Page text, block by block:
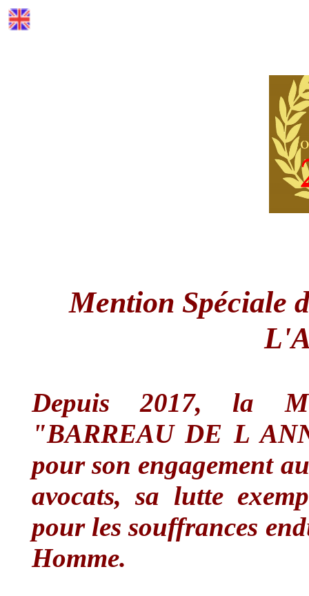
Mention Spéciale
Depuis 2017, la
"BARREAU DE L
pour son engagement
avocats, sa lutte
pour les souffrances
Homme.